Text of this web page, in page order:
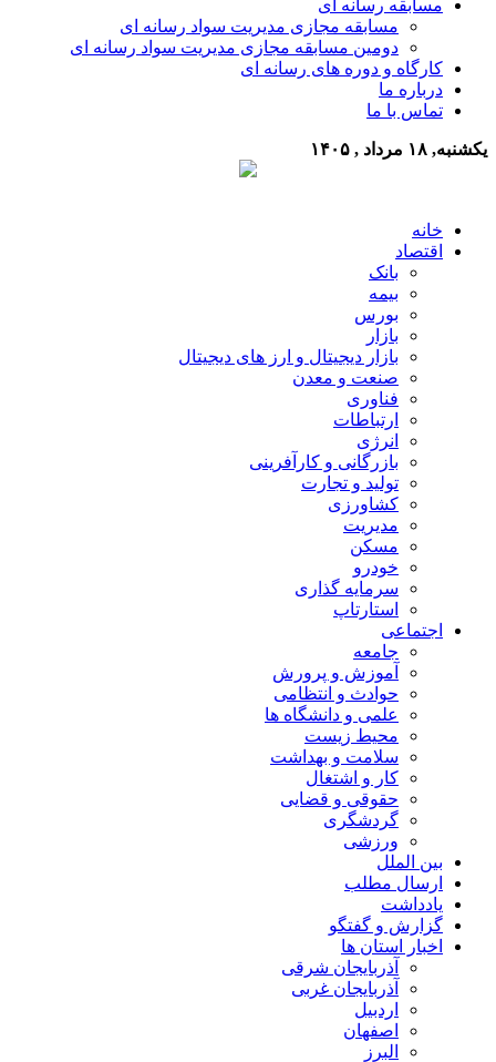
مسابقه رسانه ای
مسابقه مجازی مدیریت سواد رسانه ای
دومین مسابقه مجازی مدیریت سواد رسانه ای
کارگاه و دوره های رسانه ای
درباره ما
تماس با ما
یکشنبه, ۱۸ مرداد , ۱۴۰۵
خانه
اقتصاد
بانک
بیمه
بورس
بازار
بازار دیجیتال و ارز های دیجیتال
صنعت و معدن
فناوری
ارتباطات
انرژی
بازرگانی و کارآفرینی
تولید و تجارت
کشاورزی
مدیریت
مسکن
خودرو
سرمایه گذاری
استارتاپ
اجتماعی
جامعه
آموزش و پرورش
حوادث و انتظامی
علمی و دانشگاه ها
محیط زیست
سلامت و بهداشت
کار و اشتغال
حقوقی و قضایی
گردشگری
ورزشی
بین الملل
ارسال مطلب
یادداشت
گزارش و گفتگو
اخبار استان ها
آذربایجان شرقی
آذربایجان غربی
اردبیل
اصفهان
البرز